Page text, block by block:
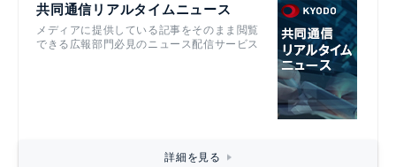
共同通信リアルタイムニュース
メディアに提供している記事をそのまま閲覧
できる広報部門必見のニュース配信サービス
詳細を見る